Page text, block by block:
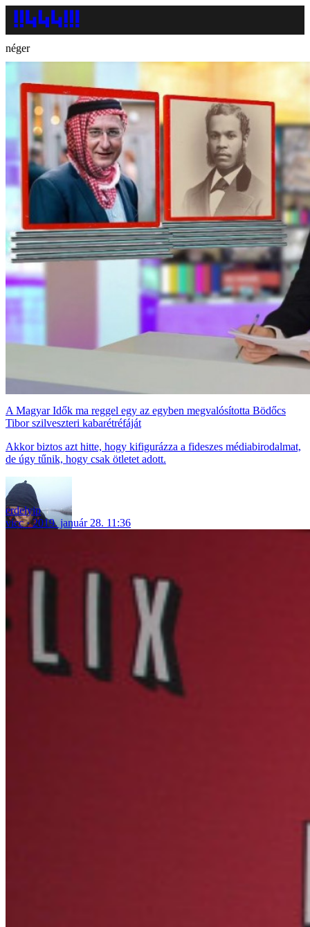
néger
A Magyar Idők ma reggel egy az egyben megvalósította Bödőcs
Tibor szilveszteri kabarétréfáját
Akkor biztos azt hitte, hogy kifigurázza a fideszes médiabirodalmat,
de úgy tűnik, hogy csak ötletet adott.
erdelyip
vicc
2019. január 28. 11:36